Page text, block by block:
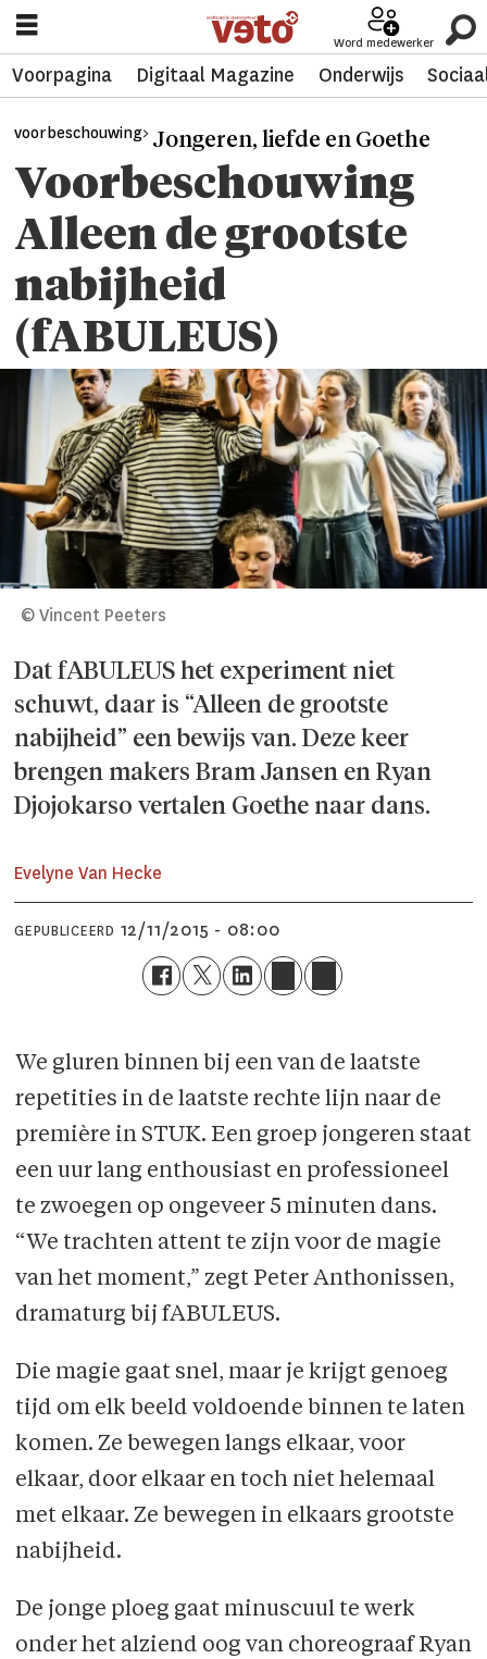
Word medewerker
Voorpagina Digitaal Magazine Onderwijs
voorbeschouwing> Jongeren, liefde en Goethe
Voorbeschouwing
Alleen de grootste
nabijheid
(fABULEUS)
© Vincent Peeters
Dat fABULEUS het experiment niet
schuwt, daar is “Alleen de grootste
nabijheid” een bewijs van. Deze keer
brengen makers Bram Jansen en Ryan
Djojokarso vertalen Goethe naar dans.
Evelyne Van Hecke
GEPUBLICEERD 12/11/2015 - 08:00
We gluren binnen bij een van de laatste
repetities in de laatste rechte lijn naar de
première in STUK. Een groep jongeren staat
een uur lang enthousiast en professioneel
te zwoegen op ongeveer 5 minuten dans.
“We trachten attent te zijn voor de magie
van het moment,” zegt Peter Anthonissen,
dramaturg bij fABULEUS.
Die magie gaat snel, maar je krijgt genoeg
tijd om elk beeld voldoende binnen te laten
komen. Ze bewegen langs elkaar, voor
elkaar, door elkaar en toch niet helemaal
met elkaar. Ze bewegen in elkaars grootste
nabijheid.
De jonge ploeg gaat minuscuul te werk
onder het alziend oog van choreograaf Ryan